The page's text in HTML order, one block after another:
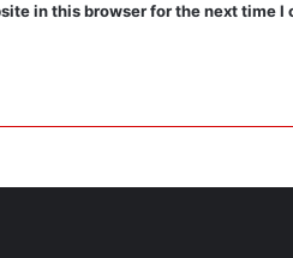
in this browser for the next time I